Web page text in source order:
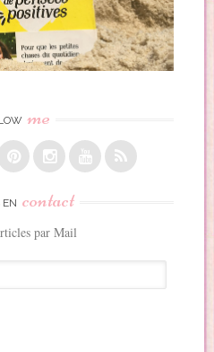
me
EN contact
par Mail